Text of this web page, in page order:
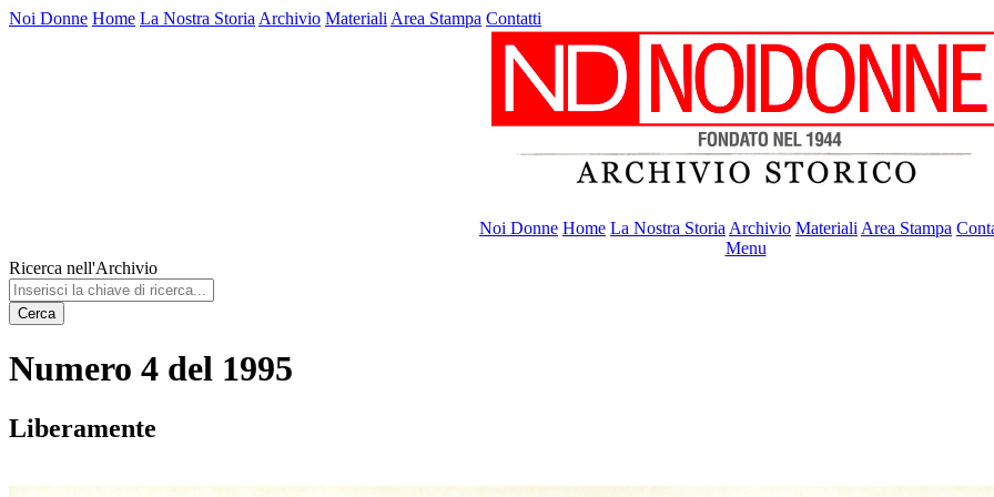
Noi Donne Home La Nostra Storia Archivio Materiali Area Stampa Contatti
Noi Donne Home La Nostra Storia Archivio Materiali Area Stampa
Menu
Ricerca nell'Archivio
Cerca
Numero 4 del 1995
Liberamente